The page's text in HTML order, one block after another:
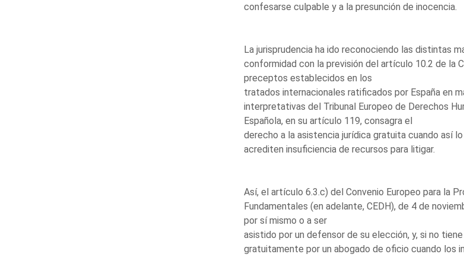
confesarse culpable y a la presunción de inocencia.
La jurisprudencia ha ido reconociendo las distintas
conformidad con la previsión del artículo 10.2 de la
preceptos establecidos en los
tratados internacionales ratificados por España en
interpretativas del Tribunal Europeo de Derechos
Española, en su artículo 119, consagra el
derecho a la asistencia jurídica gratuita cuando así
acrediten insuficiencia de recursos para litigar.
Así, el artículo 6.3.c) del Convenio Europeo para la
Fundamentales (en adelante, CEDH), de 4 de
por sí mismo o a ser
asistido por un defensor de su elección, y, si no
gratuitamente por un abogado de oficio cuando los